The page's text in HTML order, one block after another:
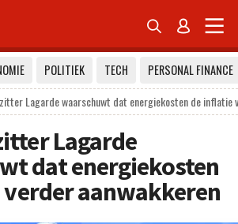
 
POLITIEK TECH
PERSONAL FINANCE
Lagarde waarschuwt dat energiekosten de inflatie
Lagarde
dat energiekosten
aanwakkeren